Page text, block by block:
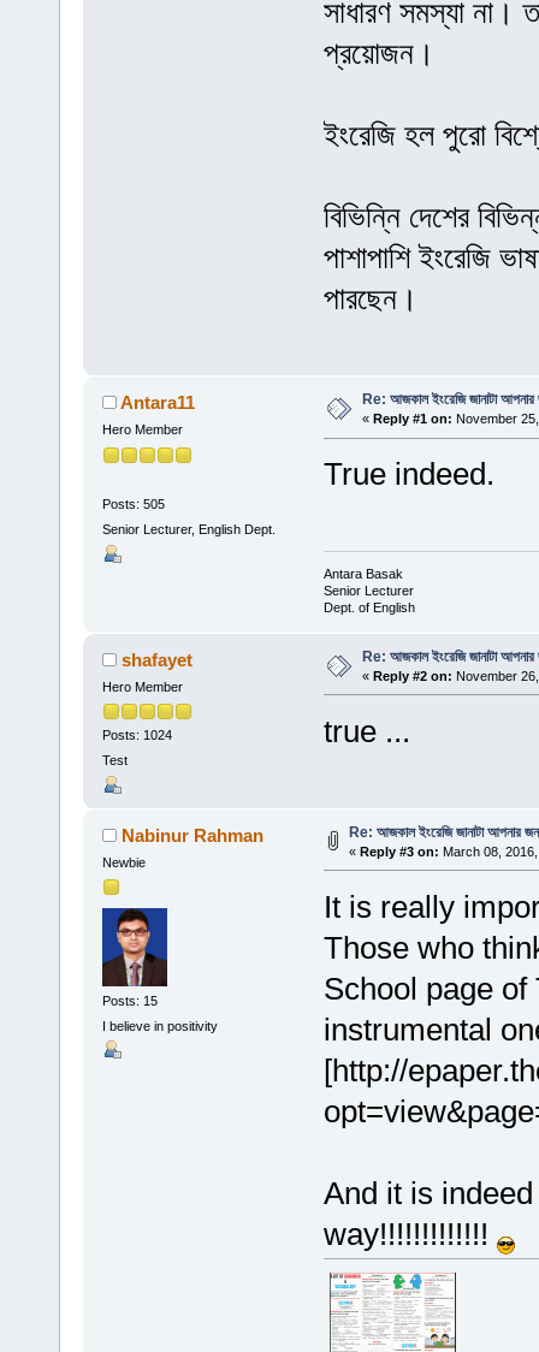
সাধারণ সমস্যা না।
প্রয়োজন।
ইংরেজি হল পুরো
বিভিন্নি দেশের
পাশাপাশি ইংরেজি
পারছেন।
Antara11
Hero Member
Posts: 505
Senior Lecturer, English Dept.
Re: আজকাল ইংরেজি জানাটা
« Reply #1 on: November
True indeed.
Antara Basak
Senior Lecturer
Dept. of English
shafayet
Hero Member
Posts: 1024
Test
Re: আজকাল ইংরেজি জানাটা
« Reply #2 on: November
true ...
Nabinur Rahman
Newbie
Posts: 15
I believe in positivity
Re: আজকাল ইংরেজি জানাটা আপনার
« Reply #3 on: March 08,
It is really
Those who
School page
instrumental
[http://
And it is
way!!!!!!!!!!!!!